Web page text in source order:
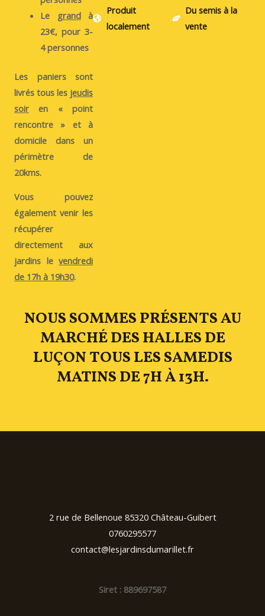
Le grandà
23€, pour 3-
4 personnes
Les paniers sont
livrés tous les jeudis
soir en « point
rencontre » et à
domicile dans un
périmètre de
20kms.
Vous pouvez
également venir les
récupérer
directement aux
jardins levendredi
de 17h à 19h30.
Produit
localement
Du semis à la
vente
NOUS SOMMES PRÉSENTS AU
MARCHÉ DES HALLES DE
LUÇON TOUS LES SAMEDIS
MATINS DE 7H À 13H.
2 rue de Bellenoue 85320 Château-Guibert
0760295577
contact@lesjardinsdumarillet.fr
Siret : 889697587